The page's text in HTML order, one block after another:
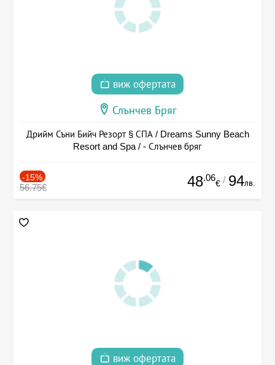
виж офертата
Слънчев Бряг
Дрийм Съни Бийч Резорт § СПА / Dreams Sunny Beach
Resort and Spa / - Слънчев бряг
-15%
56.75€ 48.06
€ / 94лв.
виж офертата